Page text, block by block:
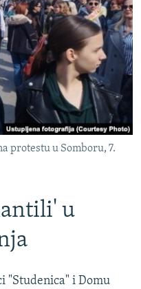
protestu u Somboru, 7.
u
"Studenica" i Domu